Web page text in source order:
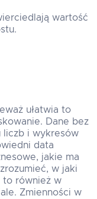
wartość
ułatwia to
Dane bez
liczb i wykresów
data
jakie ma
w jaki
to również w
Zmienności w